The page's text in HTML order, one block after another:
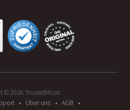
© 2026 TrustedMusic
Über uns
AGB